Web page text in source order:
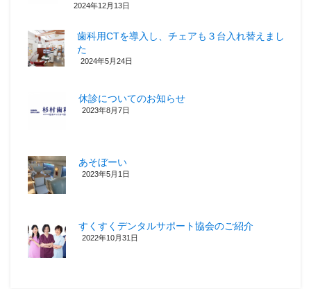
2024年12月13日
歯科用CTを導入し、チェアも３台入れ替えまし
た
2024年5月24日
休診についてのお知らせ
2023年8月7日
あそぼーい
2023年5月1日
すくすくデンタルサポート協会のご紹介
2022年10月31日